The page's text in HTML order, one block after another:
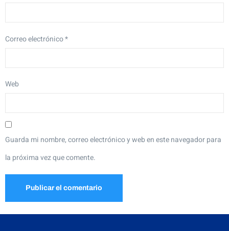
Correo electrónico*
Web
Guarda mi nombre, correo electrónico y web en este navegador para
la próxima vez que comente.